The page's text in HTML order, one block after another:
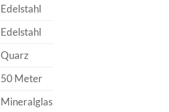
Edelstahl
Edelstahl
Quarz
50 Meter
Mineralglas